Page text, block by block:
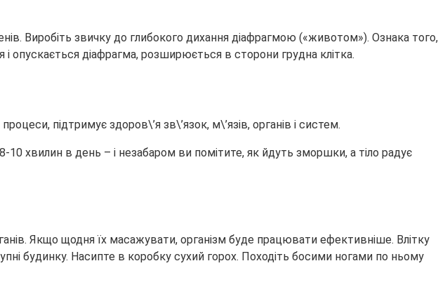
Виробіть звичку до глибокого дихання діафрагмою («животом»). Ознака того,
опускається діафрагма, розширюється в сторони грудна клітка.
підтримує здоров\’я зв\’язок, м\’язів, органів і систем.
10 хвилин в день – і незабаром ви помітите, як йдуть зморшки, а тіло радує
Якщо щодня їх масажувати, організм буде працювати ефективніше. Влітку
будинку. Насипте в коробку сухий горох. Походіть босими ногами по ньому